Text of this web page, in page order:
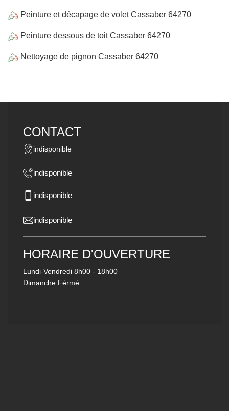
Peinture et décapage de volet Cassaber 64270
Peinture dessous de toit Cassaber 64270
Nettoyage de pignon Cassaber 64270
CONTACT
indisponible
indisponible
indisponible
indisponible
HORAIRE D'OUVERTURE
Lundi-Vendredi 8h00 - 18h00
Dimanche Férmé